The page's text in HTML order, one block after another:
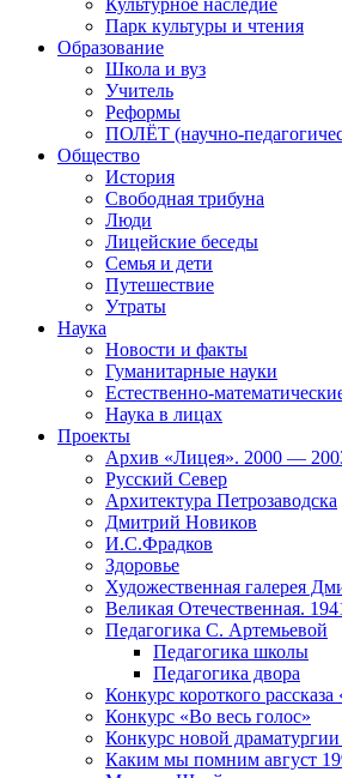
Парк культуры и чтения
Образование
Школа и вуз
Учитель
Реформы
ПОЛЁТ (научно-
Общество
История
Свободная трибуна
Люди
Лицейские беседы
Семья и дети
Путешествие
Утраты
Наука
Новости и факты
Гуманитарные науки
Естественно-
Наука в лицах
Проекты
Архив «Лицея». 2000 —
Русский Север
Архитектура Петрозаводска
Дмитрий Новиков
И.С.Фрадков
Здоровье
Художественная галерея
Великая Отечественная.
Педагогика С. Артемьевой
Педагогика школы
Педагогика двора
Конкурс короткого рассказа
Конкурс «Во весь голос»
Конкурс новой
Каким мы помним август